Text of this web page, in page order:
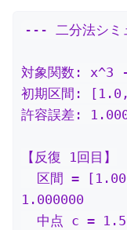
--- 二分法シミ
対象関数:
初期区間:
許容誤差:
【反復 1回目】
1.000000